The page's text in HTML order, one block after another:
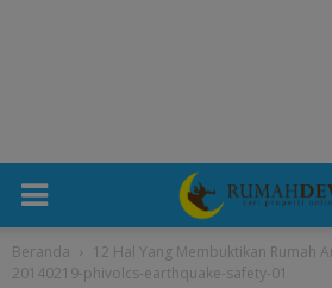
Beranda
12 Hal Yang Membuktikan Rumah
20140219-phivolcs-earthquake-safety-01